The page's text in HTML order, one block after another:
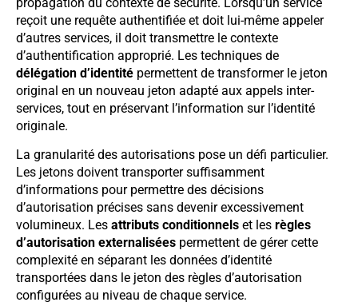
reçoit une requête authentifiée et doit lui-même appeler
d’autres services, il doit transmettre le contexte
d’authentification approprié. Les techniques de
délégation d’identité permettent de transformer le jeton
original en un nouveau jeton adapté aux appels inter-
services, tout en préservant l’information sur l’identité
originale.
La granularité des autorisations pose un défi particulier.
Les jetons doivent transporter suffisamment
d’informations pour permettre des décisions
d’autorisation précises sans devenir excessivement
volumineux. Les attributs conditionnels et les règles
d’autorisation externalisées permettent de gérer cette
complexité en séparant les données d’identité
transportées dans le jeton des règles d’autorisation
configurées au niveau de chaque service.